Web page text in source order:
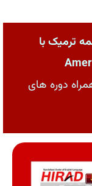
ترمیک با
دوره های